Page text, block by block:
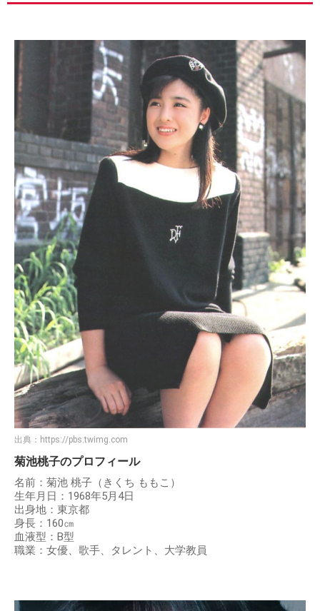
出典： https://pbs.twimg.com
菊池桃子のプロフィール
名前：菊池 桃子（きくち ももこ）
生年月日：1968年5月4日
出身地：東京都
身長：160㎝
血液型：B型
職業：女優、歌手、タレント、大学教員